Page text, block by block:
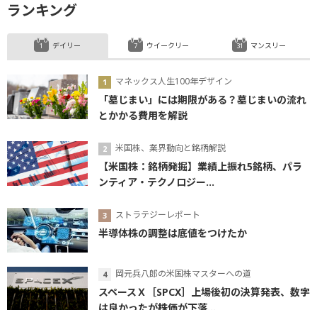
ランキング
デイリー
マネックス人生100年デザイン
「墓じまい」には期限がある？墓じまいの流れ
とかかる費用を解説
米国株、業界動向と銘柄解説
【米国株：銘柄発掘】業績上振れ5銘柄、パラ
ンティア・テクノロジー...
ストラテジーレポート
半導体株の調整は底値をつけたか
岡元兵八郎の米国株マスターへの道
スペースＸ［SPCX］上場後初の決算発表、数字
ウイークリー マンスリー